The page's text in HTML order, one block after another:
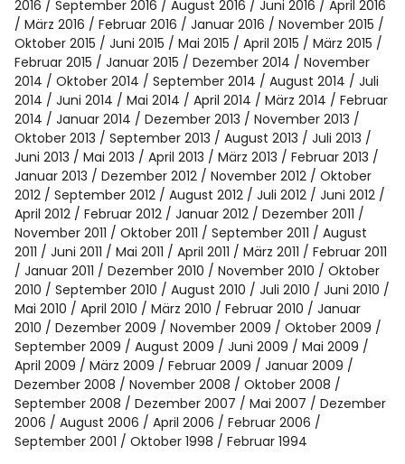
2016
September 2016 August 2016 Juni 2016
April 2016
März 2016
Februar 2016 Januar 2016
November 2015
Oktober 2015
Juni 2015 Mai 2015 April 2015
März 2015
Februar 2015
Januar 2015 Dezember 2014
November
2014
Oktober 2014 September 2014 August 2014
Juli
2014
Juni 2014 Mai 2014 April 2014 März 2014
Februar
2014
Januar 2014 Dezember 2013
November 2013
Oktober 2013
September 2013 August 2013
Juli 2013
Juni 2013
Mai 2013 April 2013 März 2013
Februar 2013
Januar 2013
Dezember 2012 November 2012
Oktober
2012
September 2012 August 2012 Juli 2012
Juni 2012
April 2012
Februar 2012 Januar 2012
Dezember 2011
November 2011
Oktober 2011 September 2011
August
2011
Juni 2011 Mai 2011 April 2011 März 2011
Februar 2011
Januar 2011
Dezember 2010 November 2010
Oktober
2010
September 2010 August 2010 Juli 2010
Juni 2010
Mai 2010
April 2010 März 2010 Februar 2010
Januar
2010
Dezember 2009 November 2009
Oktober 2009
September 2009
August 2009 Juni 2009
Mai 2009
April 2009
März 2009 Februar 2009
Januar 2009
Dezember 2008
November 2008
Oktober 2008
September 2008
Dezember 2007 Mai 2007
Dezember
2006
August 2006 April 2006
Februar 2006
September 2001
Oktober 1998 Februar 1994